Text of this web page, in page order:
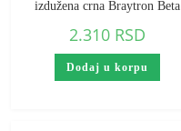
izdužena crna Braytron Beta
2.310 RSD
Dodaj u korpu